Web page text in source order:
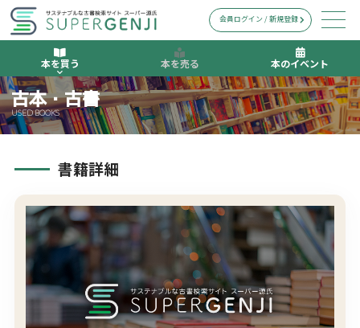
本を買う 本を売る 本のイベント
会員ログイン / 新規登録
古本・古書
USED BOOKS
書籍詳細